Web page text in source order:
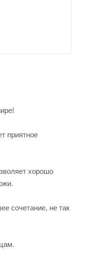
приятное
хорошо
сочетание, не так